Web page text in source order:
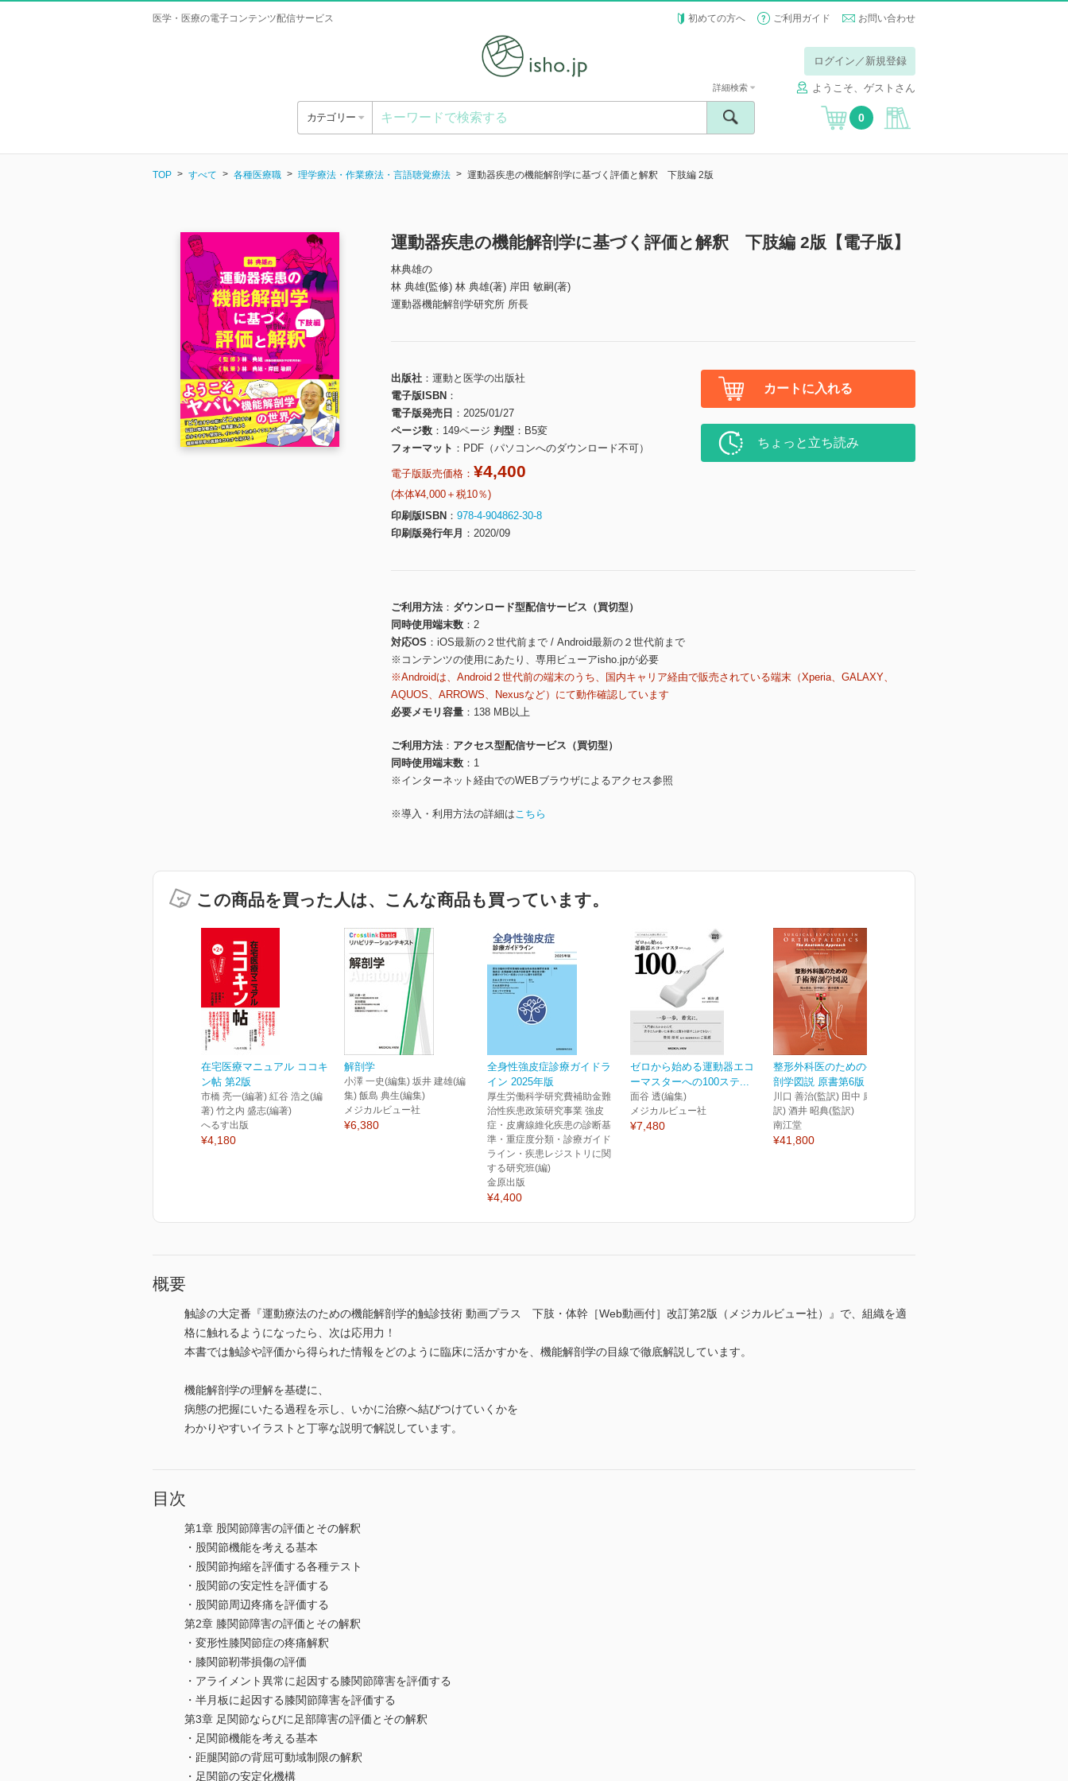
医学・医療の電子コンテンツ配信サービス 初めての方へ ご利用ガイド お問い合わせ
ログイン／新規登録
ようこそ、ゲストさん
カテゴリー
詳細検索
0
TOP すべて 各種医療職 理学療法・作業療法・言語聴覚療法 運動器疾患の機能解剖学に基づく評価と解釈 下肢編 2版
運動器疾患の機能解剖学に基づく評価と解釈 下肢編 2版【電子版】
林典雄の
林 典雄(監修) 林 典雄(著) 岸田 敏嗣(著)
運動器機能解剖学研究所 所長
出版社
運動と医学の出版社
電子版ISBN
電子版発売日
2025/01/27
ページ数
149ページ 判型
B5変
フォーマット
PDF（パソコンへのダウンロード不可）
電子版販売価格： ¥4,400
(本体¥4,000＋税10％)
印刷版ISBN
978-4-904862-30-8
印刷版発行年月
2020/09
カートに入れる
ちょっと立ち読み
ご利用方法
ダウンロード型配信サービス（買切型）
同時使用端末数
2
対応OS
iOS最新の２世代前まで / Android最新の２世代前まで
※コンテンツの使用にあたり、専用ビューアisho.jpが必要
※Androidは、Android２世代前の端末のうち、国内キャリア経由で販売されている端末（Xperia、GALAXY、
AQUOS、ARROWS、Nexusなど）にて動作確認しています
必要メモリ容量
138 MB以上
ご利用方法
アクセス型配信サービス（買切型）
同時使用端末数
1
※インターネット経由でのWEBブラウザによるアクセス参照
※導入・利用方法の詳細はこちら
この商品を買った人は、こんな商品も買っています。
在宅医療マニュアル ココキ
ン帖 第2版
市橋 亮一(編著) 紅谷 浩之(編
著) 竹之内 盛志(編著)
へるす出版
¥4,180
解剖学
小澤 一史(編集) 坂井 建雄(編
集) 飯島 典生(編集)
メジカルビュー社
¥6,380
全身性強皮症診療ガイドラ
イン 2025年版
厚生労働科学研究費補助金難
治性疾患政策研究事業 強皮
症・皮膚線維化疾患の診断基
準・重症度分類・診療ガイド
ライン・疾患レジストリに関
する研究班(編)
金原出版
¥4,400
ゼロから始める運動器エコ
ーマスターへの100ステ...
面谷 透(編集)
メジカルビュー社
¥7,480
整形外科医のための手術解
剖学図説 原書第6版
川口 善治(監訳) 田中 康仁(監
訳) 酒井 昭典(監訳)
南江堂
¥41,800
概要
触診の大定番『運動療法のための機能解剖学的触診技術 動画プラス 下肢・体幹［Web動画付］改訂第2版（メジカルビュー社）』で、組織を適
格に触れるようになったら、次は応用力！
本書では触診や評価から得られた情報をどのように臨床に活かすかを、機能解剖学の目線で徹底解説しています。
機能解剖学の理解を基礎に、
病態の把握にいたる過程を示し、いかに治療へ結びつけていくかを
わかりやすいイラストと丁寧な説明で解説しています。
目次
第1章 股関節障害の評価とその解釈
・股関節機能を考える基本
・股関節拘縮を評価する各種テスト
・股関節の安定性を評価する
・股関節周辺疼痛を評価する
第2章 膝関節障害の評価とその解釈
・変形性膝関節症の疼痛解釈
・膝関節靭帯損傷の評価
・アライメント異常に起因する膝関節障害を評価する
・半月板に起因する膝関節障害を評価する
第3章 足関節ならびに足部障害の評価とその解釈
・足関節機能を考える基本
・距腿関節の背屈可動域制限の解釈
・足関節の安定化機構